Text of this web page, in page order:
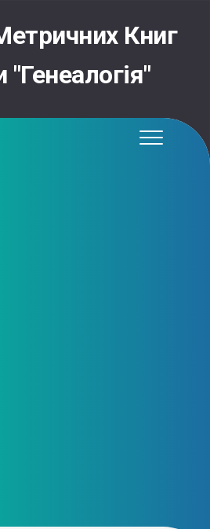
Книг
"Генеалогія"